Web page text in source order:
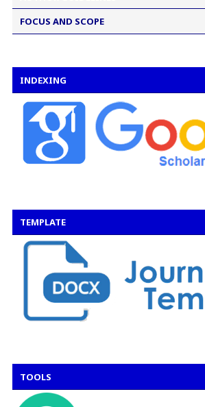
FOCUS AND SCOPE
INDEXING
TEMPLATE
TOOLS